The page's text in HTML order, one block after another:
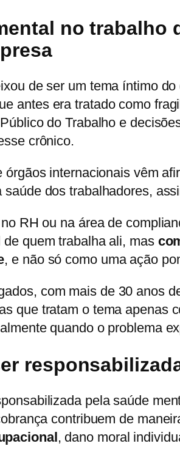
no trabalho
de ser um tema íntimo
antes era tratado como
do Trabalho e
crônico.
órgãos internacionais vêm
saúde dos trabalhadores,
RH ou na área de
quem trabalha ali, mas
, e não só como uma ação
com mais de 30 anos
que tratam o tema apenas
quando o problema
pela saúde
contribuem de
, dano moral